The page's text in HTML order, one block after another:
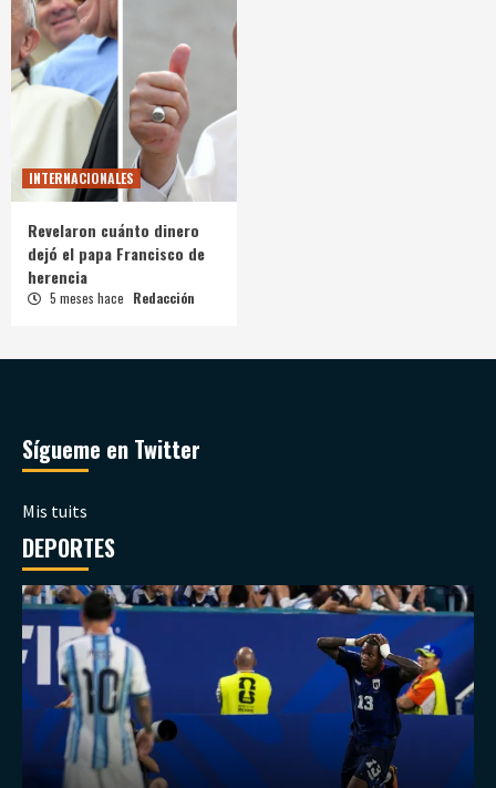
INTERNACIONALES
Revelaron cuánto dinero
dejó el papa Francisco de
herencia
5 meses hace Redacción
Sígueme en Twitter
Mis tuits
DEPORTES